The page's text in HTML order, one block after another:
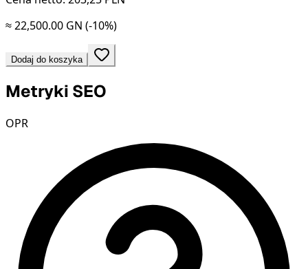
≈ 22,500.00 GN (-10%)
Dodaj do koszyka
Metryki SEO
OPR